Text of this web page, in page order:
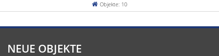
Objekte: 10
NEUE OBJEKTE